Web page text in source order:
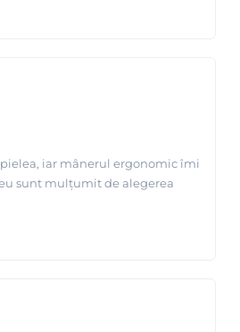
iar mânerul ergonomic îmi
sunt mulțumit de alegerea